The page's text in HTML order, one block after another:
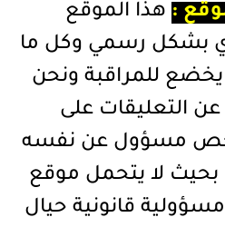
: هذا الموقع
بشكل رسمي وكل ما
للمراقبة ونحن
التعليقات على
مسؤول عن نفسه
بحيث لا يتحمل موقع
قانونية حيال